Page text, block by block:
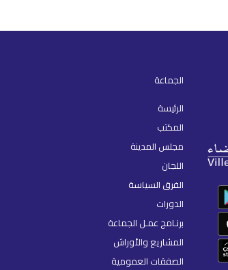
الجماعة
الرئيسة
المكتب
مجلس المدينة
اللجان
الفرق السياسة
الدورات
برنـامج عمـل الجماعة
المشاريع والأوراش
الصفقات العمومية